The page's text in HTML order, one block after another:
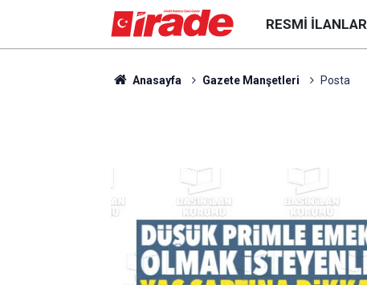
RESMI İLANLAR
Anasayfa Gazete Manşetleri Posta